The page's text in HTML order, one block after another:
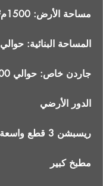
مساحة الأرض: 1500م²
المساحة البنائية: حوالي 500م²
جاردن خاص: حوالي 500م²
الدور الأرضي
ريسبشن 3 قطع واسعة
مطبخ كبير